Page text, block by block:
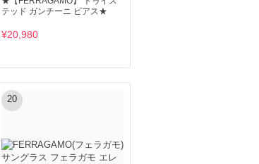
テッド ガンチーニ ピアス★
¥20,980
20